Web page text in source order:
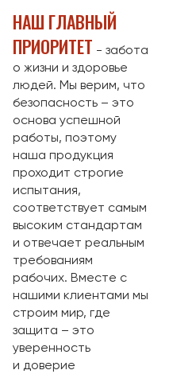
НАШ ГЛАВНЫЙ
ПРИОРИТЕТ - забота
о жизни и здоровье
людей. Мы верим, что
безопасность – это
основа успешной
работы, поэтому
наша продукция
проходит строгие
испытания,
соответствует самым
высоким стандартам
и отвечает реальным
требованиям
рабочих. Вместе с
нашими клиентами мы
строим мир, где
защита – это
уверенность
и доверие